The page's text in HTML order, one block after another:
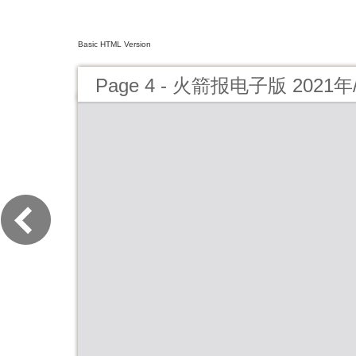
Basic HTML Version
Page 4 - 火箭报电子版 2021